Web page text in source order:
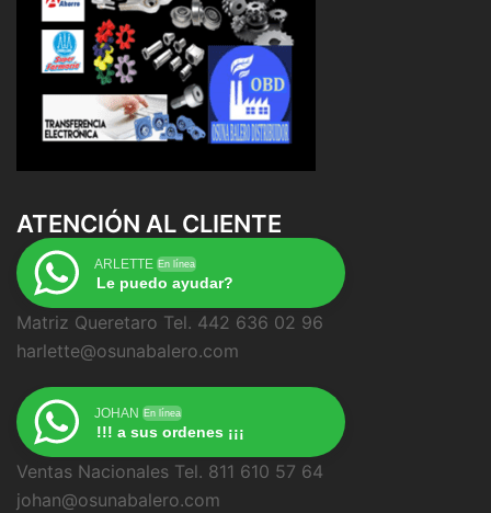
ATENCIÓN AL CLIENTE
ARLETTE En línea
Le puedo ayudar?
Matriz Queretaro Tel. 442 636 02 96
harlette@osunabalero.com
JOHAN En línea
!!! a sus ordenes ¡¡¡
Ventas Nacionales Tel. 811 610 57 64
johan@osunabalero.com